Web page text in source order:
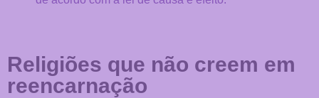
Religiões que não creem em
reencarnação
seus interesses
e